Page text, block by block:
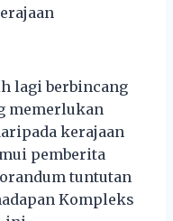
lagi berbincang
memerlukan
kerajaan
pemberita
tuntutan
Kompleks